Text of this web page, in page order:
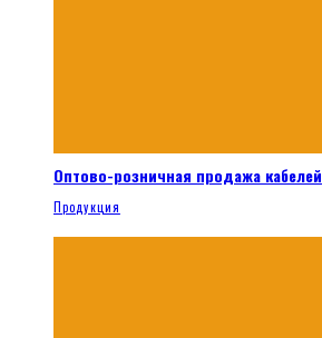
Оптово-розничная продажа кабелей
Продукция